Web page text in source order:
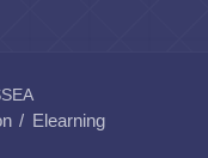
Elearning